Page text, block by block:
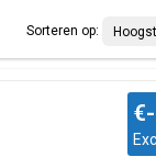
Sorteren op: